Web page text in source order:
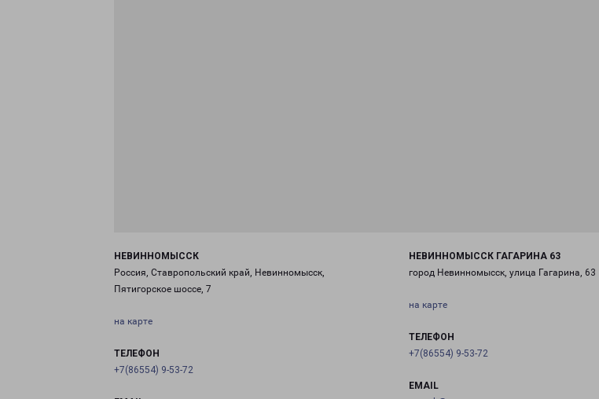
НЕВИННОМЫССК
Россия, Ставропольский край, Невинномысск,
Пятигорское шоссе, 7
на карте
ТЕЛЕФОН
+7(86554) 9-53-72
НЕВИННОМЫССК ГАГАРИНА 63
город Невинномысск, улица Гагарина, 63
на карте
ТЕЛЕФОН
+7(86554) 9-53-72
EMAIL